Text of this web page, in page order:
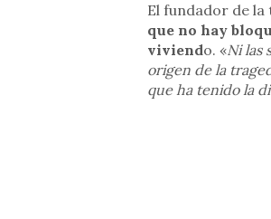
El fundador de la
que no hay
viviendo. «Ni las
origen de la
que ha tenido la